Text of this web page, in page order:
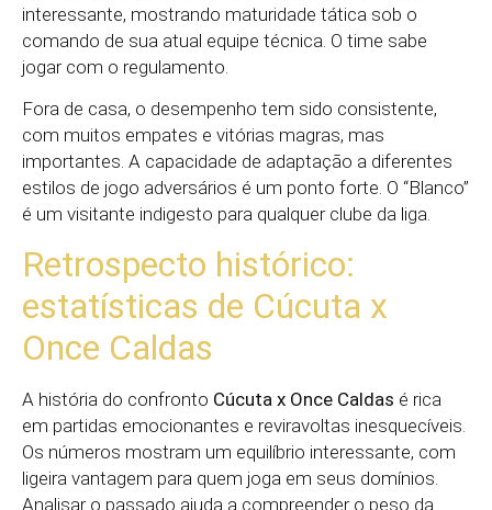
interessante, mostrando maturidade tática sob o
comando de sua atual equipe técnica. O time sabe
jogar com o regulamento.
Fora de casa, o desempenho tem sido consistente,
com muitos empates e vitórias magras, mas
importantes. A capacidade de adaptação a diferentes
estilos de jogo adversários é um ponto forte. O “Blanco”
é um visitante indigesto para qualquer clube da liga.
Retrospecto histórico:
estatísticas de Cúcuta x
Once Caldas
A história do confronto Cúcuta x Once Caldas é rica
em partidas emocionantes e reviravoltas inesquecíveis.
Os números mostram um equilíbrio interessante, com
ligeira vantagem para quem joga em seus domínios.
Analisar o passado ajuda a compreender o peso da